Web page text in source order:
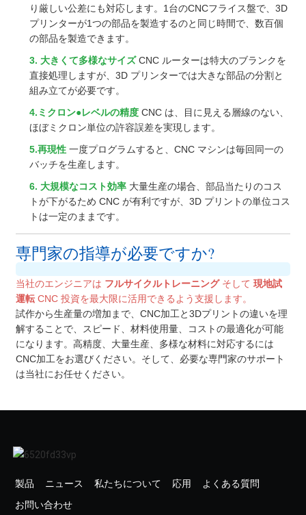
り厳しい公差にも対応します。1台のCNCフライス盤で、3D
プリンターが1つの部品を製造するのと同じ時間で、数百個
の部品を製造できます。
3. 大きくて多様なサイズCNC ルーターは特大のブランクを
直接処理しますが、3D プリンターでは大きな部品の分割と
組み立てが必要です。
4.ミクロン●レベルの精度CNC は、目に見える層線のない、
ほぼミクロン単位の許容誤差を実現します。
5.再現性 一度プログラムすると、CNC マシンは毎回同一の
バッチを生産します。
6. 大規模なコスト効率大量生産の場合、部品当たりのコス
トが下がるため CNC が有利ですが、3D プリントの単位コス
トは一定のままです。
専門家の指導が必要ですか?
当社のエンジニアは フルサイクルトレーニングそして 現地試
運転CNC 投資を最大限に活用できるよう支援します。
試作から生産量の増加まで、CNC加工と3Dプリントの違いを理
解することで、スピード、材料使用量、コストの最適化が可能
になります。高精度、大量生産、多様な材料に対応するには
CNC加工をお選びください。そして、必要な専門家のサポート
は当社にお任せください。
製品 ニュース 私たちについて 応用
よくある質問
お問い合わせ